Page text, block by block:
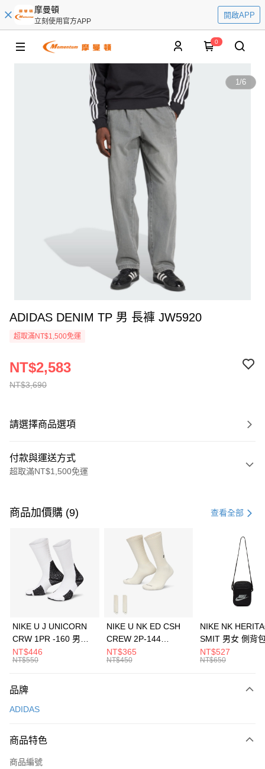
摩曼頓
立刻使用官方APP
開啟APP
0
1/6
ADIDAS DENIM TP 男 長褲 JW5920
超取滿NT$1,500免運
NT$3,690
NT$2,583
請選擇商品選項
付款與運送方式
超取滿NT$1,500免運
信用卡一次付款
3 期 0 利率 每期 21家銀行
合作金庫商業銀行
第一商業銀行
華南商業銀行
彰化商業銀行
上海商業儲蓄銀行
元大商業銀行
台灣樂天信用卡公司
Apple Pay
全盈+PAY
AFTEE先享後付
【關於「AFTEE先享後付」】
便利好安心！
３．安心：先確認商品／服務後，再付款。
【「AFTEE先享後付」結帳流程】
運送方式
每筆NT$100，滿NT$1,500(含以上)免運費
宅配
商品加價購 (9) 查看全部
NIKE U J UNICORN
CRW 1PR -160 男女
中統襪 FZ3393100
NT$446
NT$550
NIKE U NK ED CSH
CREW 2P-144
EMBRDY 男女 短統襪
FZ3073133
NT$365
NT$450
NIKE NK
SMIT 男女 側背
BA5871010
NT$527
NT$650
品牌
ADIDAS
商品特色
商品編號